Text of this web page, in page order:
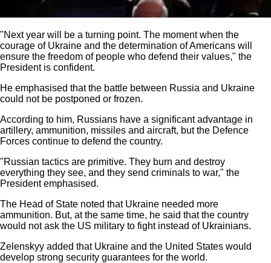
"Next year will be a turning point. The moment when the
courage of Ukraine and the determination of Americans will
ensure the freedom of people who defend their values," the
President is confident.
He emphasised that the battle between Russia and Ukraine
could not be postponed or frozen.
According to him, Russians have a significant advantage in
artillery, ammunition, missiles and aircraft, but the Defenсe
Forces continue to defend the country.
"Russian tactics are primitive. They burn and destroy
everything they see, and they send criminals to war," the
President emphasised.
The Head of State noted that Ukraine needed more
ammunition. But, at the same time, he said that the country
would not ask the US military to fight instead of Ukrainians.
Zelenskyy added that Ukraine and the United States would
develop strong security guarantees for the world.